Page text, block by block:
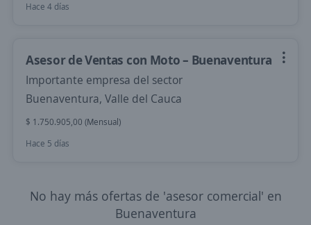
Hace 4 días
Asesor de Ventas con Moto – Buenaventura
Importante empresa del sector
Buenaventura, Valle del Cauca
$ 1.750.905,00 (Mensual)
Hace 5 días
No hay más ofertas de 'asesor comercial' en
Buenaventura